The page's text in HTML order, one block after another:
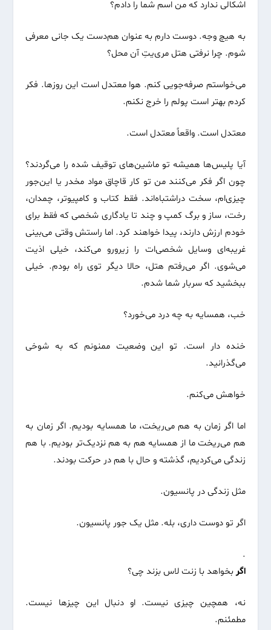
اشکالی ندارد که من اسم شما را دادم؟
به هیچ وجه. دوست دارم به عنوان هم‌دست یک جانی معرفی
شوم. چرا نرفتی هتل مری‌یتِ آن محل؟
می‌خواستم صرفه‌جویی کنم. هوا معتدل است این روزها. فکر
کردم بهتر است پولم را خرج نکنم.
معتدل است. واقعاً معتدل است.
آیا پلیس‌ها همیشه تو ماشین‌های توقیف شده را می‌گردند؟
چون اگر فکر می‌کنند من تو کار قاچاق مواد مخدر یا این‌جور
چیزی‌ام، سخت دراشتباه‌اند. فقط کتاب و کامپیوتر، چمدان،
رخت، ساز و برگ کمپ و چند تا یادگاری شخصی که فقط برای
خودم ارزش دارند، پیدا خواهند کرد. اما راستش وقتی می‌بینی
غریبه‌ای وسایل شخصی‌ات را زیرورو می‌کند، خیلی اذیت
می‌شوی. اگر می‌رفتم هتل، حالا دیگر توی راه بودم. خیلی
ببخشید که سربار شما شدم.
خب، همسایه به چه درد می‌خورد؟
خنده دار است. تو این وضعیت ممنونم که به شوخی
می‌گذرانید.
خواهش می‌کنم.
اما اگر زمان به هم می‌ریخت، ما همسایه بودیم. اگر زمان به
هم می‌ریخت ما از همسایه هم به هم نزدیک‌تر بودیم. با هم
زندگی می‌کردیم، گذشته و حال با هم در حرکت بودند.
مثل زندگی در پانسیون.
اگر تو دوست داری، بله. مثل یک جور پانسیون.
.
اگربخواهد با زنت لاس بزند چی؟
نه، همچین چیزی نیست. او دنبال این چیزها نیست.
مطمئنم.